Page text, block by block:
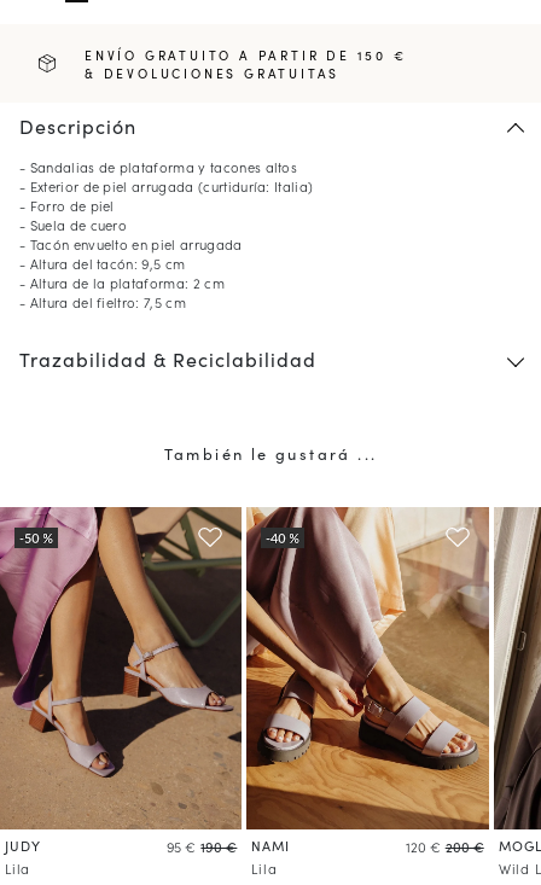
ENVÍO GRATUITO A PARTIR DE 150 €
& DEVOLUCIONES GRATUITAS
Descripción
- Sandalias de plataforma y tacones altos
- Exterior de piel arrugada (curtiduría: Italia)
- Forro de piel
- Suela de cuero
- Tacón envuelto en piel arrugada
- Altura del tacón: 9,5 cm
- Altura de la plataforma: 2 cm
- Altura del fieltro: 7,5 cm
Trazabilidad & Reciclabilidad
También le gustará ...
JUDY 95 € 190 €
Lila
NAMI 120 € 200 €
Lila
Wild